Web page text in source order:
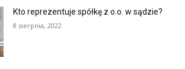
Kto reprezentuje spółkę z o.o. w sądzie?
8 sierpnia, 2022